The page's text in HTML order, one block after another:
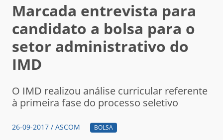
Marcada entrevista para
candidato a bolsa para o
setor administrativo do
IMD
O IMD realizou análise curricular referente
à primeira fase do processo seletivo
26-09-2017 / ASCOM BOLSA